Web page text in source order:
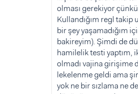
Diş
olması gerekiyor
Kullandığım regl
bir şey yaşamadığım
bakireyim). Şimdi de
hamilelik testi yaptım,
olmadı vajina girişime
lekelenme geldi ama
yok ne bir sızlama ne